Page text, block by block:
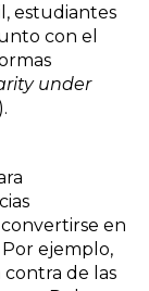
estudiantes
con el
under
).
en
ejemplo,
de las